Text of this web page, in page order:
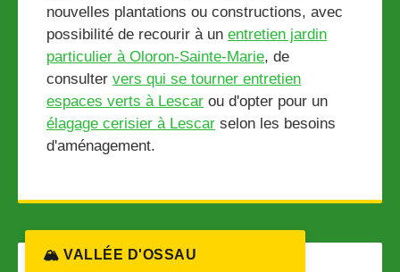
nouvelles plantations ou constructions, avec
possibilité de recourir à un entretien jardin
particulier à Oloron-Sainte-Marie, de
consulter vers qui se tourner entretien
espaces verts à Lescar ou d'opter pour un
élagage cerisier à Lescar selon les besoins
d'aménagement.
🏔️ VALLÉE D'OSSAU